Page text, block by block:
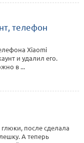
телефон
Xiaomi
и удалил его.
в ...
после сделала
А теперь